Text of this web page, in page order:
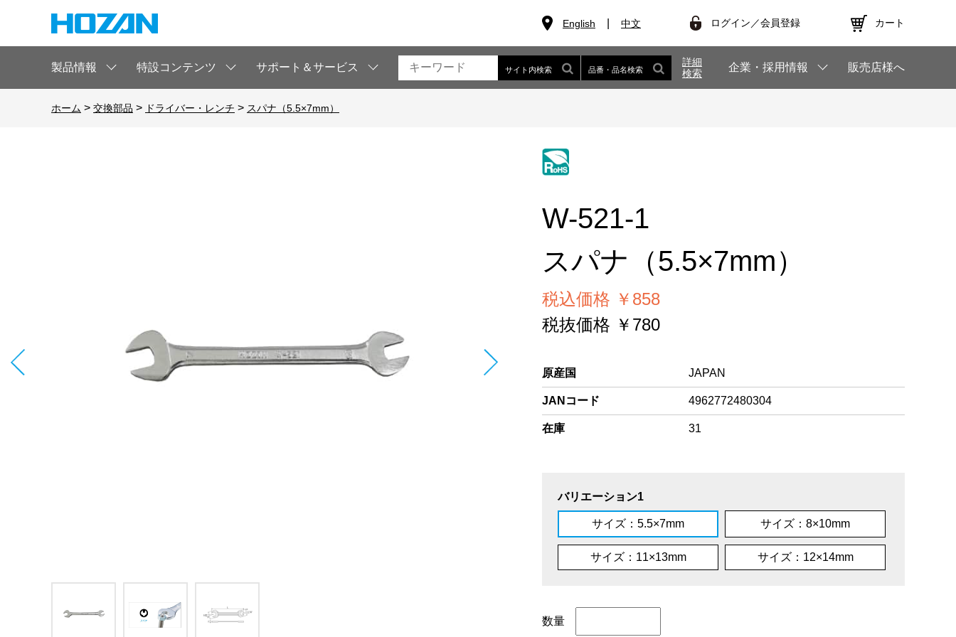
English 中文 ログイン／会員登録 カート
製品情報 特設コンテンツ サポート＆サービス サイト内検索 品番・品名検索
詳細
検索
企業・採用情報 販売店様へ
ホーム > 交換部品 > ドライバー・レンチ > スパナ（5.5×7mm）
W-521-1
スパナ（5.5×7mm）
税込価格 ￥858
税抜価格 ￥780
原産国 JAPAN
JANコード 4962772480304
在庫 31
バリエーション1
サイズ：5.5×7mm サイズ：8×10mm
サイズ：11×13mm サイズ：12×14mm
数量